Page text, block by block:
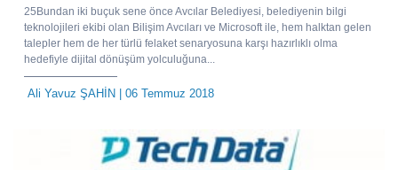
25Bundan iki buçuk sene önce Avcılar Belediyesi, belediyenin bilgi
teknolojileri ekibi olan Bilişim Avcıları ve Microsoft ile, hem halktan gelen
talepler hem de her türlü felaket senaryosuna karşı hazırlıklı olma
hedefiyle dijital dönüşüm yolculuğuna...
Ali Yavuz ŞAHİN | 06 Temmuz 2018